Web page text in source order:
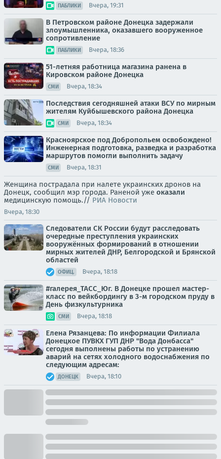
ПАБЛИКИ Вчера, 19:31
В Петровском районе Донецка задержали
злоумышленника, оказавшего вооруженное
сопротивление
ПАБЛИКИ Вчера, 18:36
51-летняя работница магазина ранена в
Кировском районе Донецка
СМИ Вчера, 18:34
Последствия сегодняшней атаки ВСУ по мирным
жителям Куйбышевского района Донецка
СМИ Вчера, 18:34
Красноярское под Добропольем освобождено!
Инженерная подготовка, разведка и разработка
маршрутов помогли выполнить задачу
СМИ Вчера, 18:31
Женщина пострадала при налете украинских дронов на
Донецк, сообщил мэр города. Раненой уже оказали
медицинскую помощь.// РИА Новости
Вчера, 18:30
Следователи СК России будут расследовать
очередные преступления украинских
вооружённых формирований в отношении
мирных жителей ДНР, Белгородской и Брянской
областей
ОФИЦ. Вчера, 18:18
#галерея_ТАСС_Юг. В Донецке прошел мастер-
класс по вейкбордингу в 3-м городском пруду в
День физкультурника
СМИ Вчера, 18:18
Елена Рязанцева: По информации Филиала
Донецкое ПУВКХ ГУП ДНР "Вода Донбасса"
сегодня выполнены работы по устранению
аварий на сетях холодного водоснабжения по
следующим адресам:
ДОНЕЦК Вчера, 18:10